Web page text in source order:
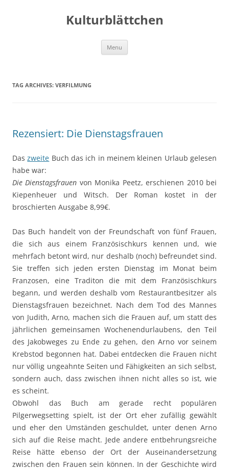
Kulturblättchen
Menu
TAG ARCHIVES: VERFILMUNG
Rezensiert: Die Dienstagsfrauen
Daszweite Buch das ich in meinem kleinen Urlaub gelesen
habe war:
Die Dienstagsfrauen von Monika Peetz, erschienen 2010 bei
Kiepenheuer und Witsch. Der Roman kostet in der
broschierten Ausgabe 8,99€.
Das Buch handelt von der Freundschaft von fünf Frauen,
die sich aus einem Französischkurs kennen und, wie
mehrfach betont wird, nur deshalb (noch) befreundet sind.
Sie treffen sich jeden ersten Dienstag im Monat beim
Franzosen, eine Traditon die mit dem Französischkurs
begann, und werden deshalb vom Restaurantbesitzer als
Dienstagsfrauen bezeichnet. Nach dem Tod des Mannes
von Judith, Arno, machen sich die Frauen auf, um statt des
jährlichen gemeinsamen Wochenendurlaubens, den Teil
des Jakobweges zu Ende zu gehen, den Arno vor seinem
Krebstod begonnen hat. Dabei entdecken die Frauen nicht
nur völlig ungeahnte Seiten und Fähigkeiten an sich selbst,
sondern auch, dass zwischen ihnen nicht alles so ist, wie
es scheint.
Obwohl das Buch am gerade recht populären
Pilgerwegsetting spielt, ist der Ort eher zufällig gewählt
und eher den Umständen geschuldet, unter denen Arno
sich auf die Reise macht. Jede andere entbehrungsreiche
Reise hätte ebenso der Ort der Auseinandersetzung
zwischen den Frauen sein können. In der Geschichte wird